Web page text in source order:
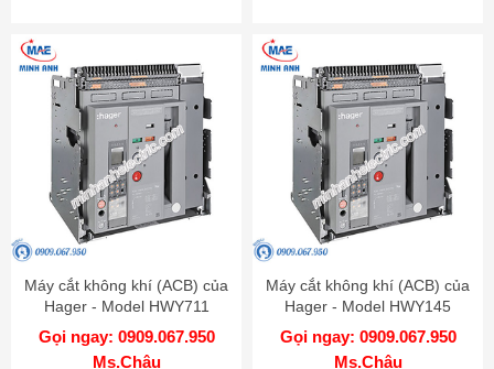
Máy cắt không khí (ACB) của
Hager - Model HWY711
Gọi ngay: 0909.067.950
Ms.Châu
Máy cắt không khí (ACB) của
Hager - Model HWY145
Gọi ngay: 0909.067.950
Ms.Châu